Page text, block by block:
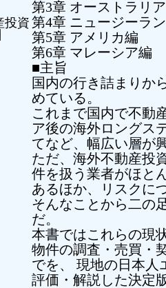
第3章 オーストラリ
第4章 ニュージーラ
第5章 アメリカ編
第6章 マレーシア編
■主旨
国内の行き詰まりか
めている。
これまで国内で不動
ア後の海外ロングス
てなど、幅広い層が
ただ、海外不動産投
件を扱う業者がほと
あるほか、リスクに
そんなことから二の
だ。
本書ではこれらの現
物件の調査・売買・
でを、 現地の日本人
評価・解説した決定